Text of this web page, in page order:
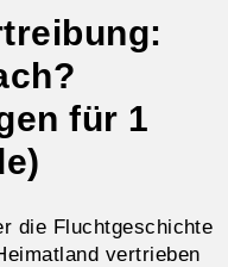
für 1
die Fluchtgeschichte
vertrieben